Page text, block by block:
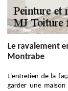
Le ravalement
Montrabe
L'entretien de la
garder une